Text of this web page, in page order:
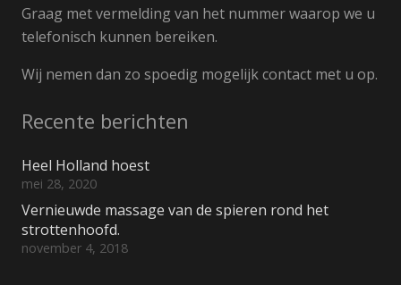
Graag met vermelding van het nummer waarop we u
telefonisch kunnen bereiken.
Wij nemen dan zo spoedig mogelijk contact met u op.
Recente berichten
Heel Holland hoest
mei 28, 2020
Vernieuwde massage van de spieren rond het
strottenhoofd.
november 4, 2018